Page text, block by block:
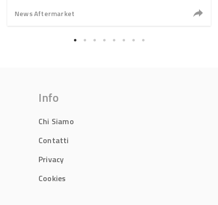
News Aftermarket
Info
Chi Siamo
Contatti
Privacy
Cookies